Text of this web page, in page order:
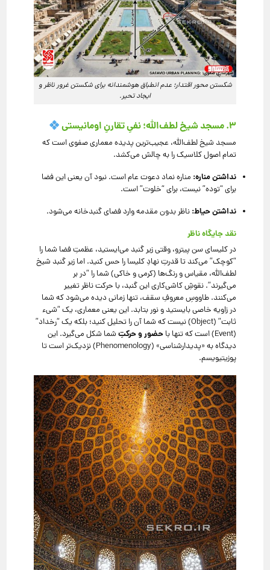
شکستن محور اقتدار؛ عدم انطباق هوشمندانه برای شکستن غرور ناظر و
ایجاد تحیر.
۳. مسجد شیخ لطف‌الله؛ نفیِ تقارنِ اومانیستی
مسجد شیخ لطف‌الله، عجیب‌ترین پدیده معماری صفوی است که
تمام اصول کلاسیک را به چالش می‌کشد.
نداشتن مناره: مناره نماد دعوت عام است. نبود آن یعنی این فضا
برای “توده” نیست، برای “خلوت” است.
نداشتن حیاط: ناظر بدون مقدمه وارد فضای گنبدخانه می‌شود.
نقد جایگاه ناظر
در کلیسای سن پیترو، وقتی زیر گنبد می‌ایستید، عظمتِ فضا شما را
“کوچک” می‌کند تا قدرتِ نهادِ کلیسا را حس کنید. اما زیر گنبد شیخ
لطف‌الله، مقیاس و رنگ‌ها (کرمی و خاکی) شما را “در بر
می‌گیرند”. نقوشِ کاشی‌کاری این گنبد، با حرکت ناظر تغییر
می‌کنند. طاووسِ معروفِ سقف، تنها زمانی دیده می‌شود که شما
در زاویه خاصی بایستید و نور بتابد. این یعنی معماری، یک “شیء
ثابت” (Object) نیست که شما آن را تحلیل کنید؛ بلکه یک “رخداد”
(Event) است که تنها با
حضور و حرکتِ شما شکل می‌گیرد. این
دیدگاه به «پدیدارشناسی» (Phenomenology) نزدیک‌تر است تا
پوزیتیویسم.